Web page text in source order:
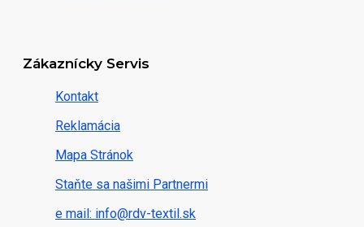
Zákaznícky Servis
Kontakt
Reklamácia
Mapa Stránok
Staňte sa našimi Partnermi
e mail: info@rdv-textil.sk